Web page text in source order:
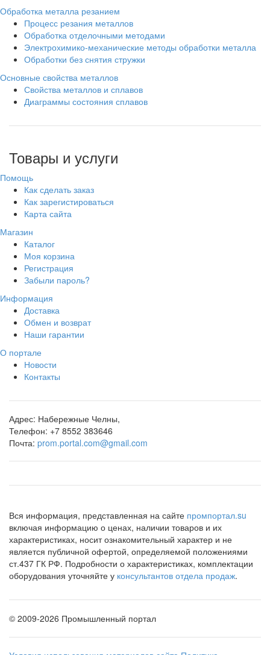
Обработка металла резанием
Процесс резания металлов
Обработка отделочными методами
Электрохимико-механические методы обработки металла
Обработки без снятия стружки
Основные свойства металлов
Свойства металлов и сплавов
Диаграммы состояния сплавов
Товары и услуги
Помощь
Как сделать заказ
Как зарегистироваться
Карта сайта
Магазин
Каталог
Моя корзина
Регистрация
Забыли пароль?
Информация
Доставка
Обмен и возврат
Наши гарантии
О портале
Новости
Контакты
Адрес: Набережные Челны,
Телефон: +7 8552 383646
Почта: prom.portal.com@gmail.com
Вся информация, представленная на сайте промпортал.su
включая информацию о ценах, наличии товаров и их
характеристиках, носит ознакомительный характер и не
является публичной офертой, определяемой положениями
ст.437 ГК РФ. Подробности о характеристиках, комплектации
оборудования уточняйте у консультантов отдела продаж.
© 2009-2026 Промышленный портал